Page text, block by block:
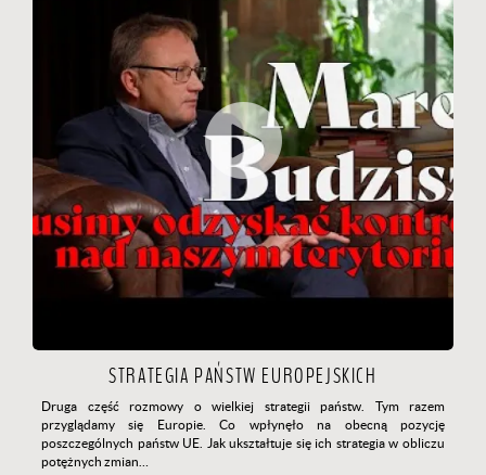
STRATEGIA PAŃSTW EUROPEJSKICH
Druga część rozmowy o wielkiej strategii państw. Tym razem
przyglądamy się Europie. Co wpłynęło na obecną pozycję
poszczególnych państw UE. Jak ukształtuje się ich strategia w obliczu
potężnych zmian…